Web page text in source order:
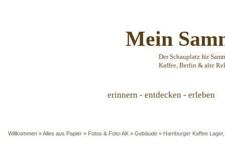
Mein
Der Schauplatz für
Kaffee, Berlin & alte
erinnern - entdecken - erleben
Willkommen »Alles aus Papier » Fotos & Foto-AK » Gebäude » Hamburger Kaffee